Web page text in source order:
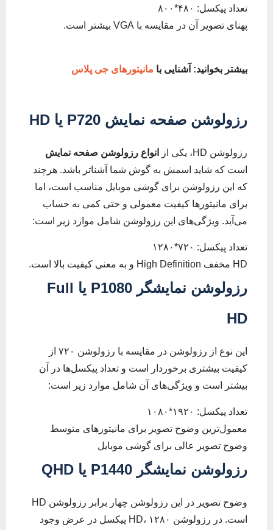
تعداد پیکسل: ۴۸۰*۸۰۰
پهنای تصویر آن در مقایسه با VGA بیشتر است.
بیشتر بخوانید: آشنایی با مانیتورهای جی پلاس
رزولوشن صفحه نمایش P720 یا HD
رزولوشن HD، یکی از
انواع رزولوشن صفحه نمایش
است که شاید اسمش به گوش شما آشناتر باشد. هرچند
که این رزولوشن برای گوشی موبایل مناسب است، اما
برای مانیتورها کیفیت معمولی و حتی کمی به حساب
می‌آید. ویژگی‌های این رزولوشن شامل موارد زیر است:
تعداد پیکسل: ۷۲۰*۱۲۸۰
HD مخفف High Definition و به معنی کیفیت بالا است.
رزولوشن نمایشگر P1080 یا
Full
HD
این نوع از رزولوشن در مقایسه با رزولوشن ۷۲۰ از
کیفیت بیشتری برخوردار است و تعداد پیکسل‌ها در آن
بیشتر است و ویژگی‌های آن شامل موارد زیر است:
تعداد پیکسل: ۱۹۲۰*۱۰۸۰
معمول‌ترین وضوح تصویر برای مانیتورهای متوسط
وضوح تصویر عالی برای گوشی موبایل
رزولوشن نمایشگر P1440 یا QHD
وضوح تصویر در این رزولوشن چهار برابر رزولوشن HD
است. در رزولوشن HD، ۱۲۸۰ پیکسل در عرض وجود